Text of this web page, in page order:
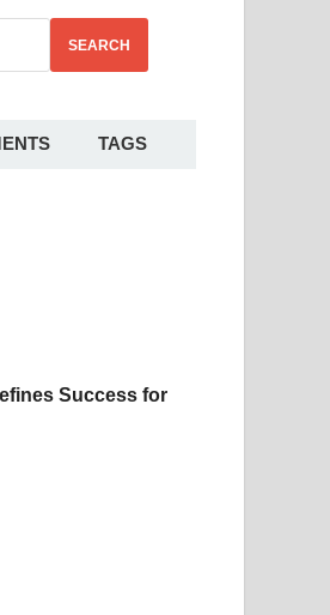
SEARCH
TAGS
Success for